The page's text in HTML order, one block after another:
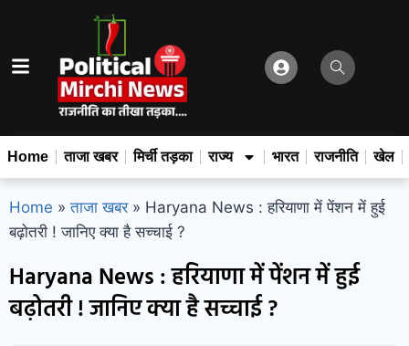
Home ताजा खबर मिर्ची तड़का राज्य भारत राजनीति खेल
Home » ताजा खबर » Haryana News : हरियाणा में पेंशन में हुई
बढ़ोतरी ! जानिए क्या है सच्चाई ?
Haryana News : हरियाणा में पेंशन में हुई
बढ़ोतरी ! जानिए क्या है सच्चाई ?